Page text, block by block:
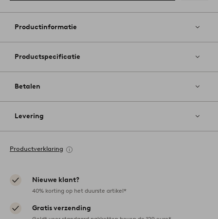
aan
Productinformatie
Productspecificatie
Betalen
Levering
Productverklaring
Nieuwe klant?
40% korting op het duurste artikel*
Gratis verzending